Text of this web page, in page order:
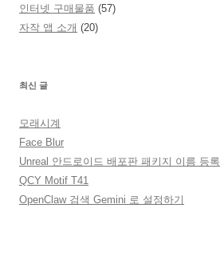
인터넷 구매물품 (57)
자작 앱 소개 (20)
최신 글
모래시계
Face Blur
Unreal 안드로이드 배포판 패키지 이름 등록
QCY Motif T41
OpenClaw 검색 Gemini 로 설정하기